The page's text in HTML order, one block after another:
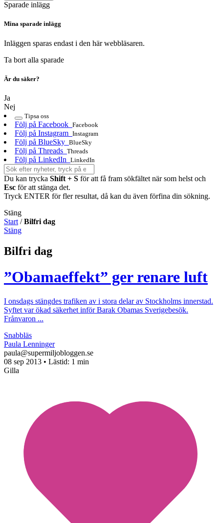
Sparade inlägg
Mina sparade inlägg
Inläggen sparas endast i den här webbläsaren.
Ta bort alla sparade
Är du säker?
Ja
Nej
Tipsa oss
Följ på Facebook Facebook
Följ på Instagram Instagram
Följ på BlueSky BlueSky
Följ på Threads Threads
Följ på LinkedIn LinkedIn
Du kan trycka Shift + S för att få fram sökfältet när som helst och
Esc för att stänga det.
Tryck ENTER för fler resultat, då kan du även förfina din sökning.
Stäng
Start /Bilfri dag
Stäng
Bilfri dag
”Obamaeffekt” ger renare luft
I onsdags stängdes trafiken av i stora delar av Stockholms innerstad.
Syftet var ökad säkerhet inför Barak Obamas Sverigebesök.
Frånvaron ...
Snabbläs
Paula Lenninger
paula@supermiljobloggen.se
08 sep 2013 • Lästid: 1 min
Gilla